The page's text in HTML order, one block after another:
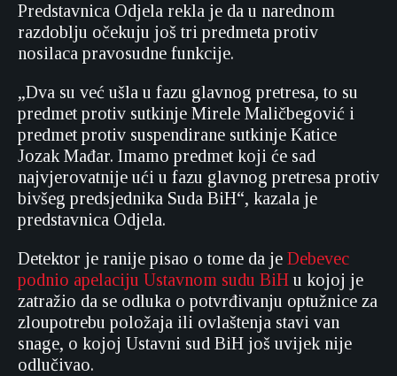
Predstavnica Odjela rekla je da u narednom
razdoblju očekuju još tri predmeta protiv
nosilaca pravosudne funkcije.
„Dva su već ušla u fazu glavnog pretresa, to su
predmet protiv sutkinje Mirele Maličbegović i
predmet protiv suspendirane sutkinje Katice
Jozak Mađar. Imamo predmet koji će sad
najvjerovatnije ući u fazu glavnog pretresa protiv
bivšeg predsjednika Suda BiH“, kazala je
predstavnica Odjela.
Detektor je ranije pisao o tome da je Debevec
podnio apelaciju Ustavnom sudu BiH u kojoj je
zatražio da se odluka o potvrđivanju optužnice za
zloupotrebu položaja ili ovlaštenja stavi van
snage, o kojoj Ustavni sud BiH još uvijek nije
odlučivao.